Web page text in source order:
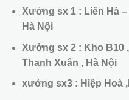
Xưởng sx 1 : Liên Hà
Hà Nội
Xưởng sx 2 : Kho B10
Thanh Xuân , Hà Nội
xưởng sx3 : Hiệp Hoà